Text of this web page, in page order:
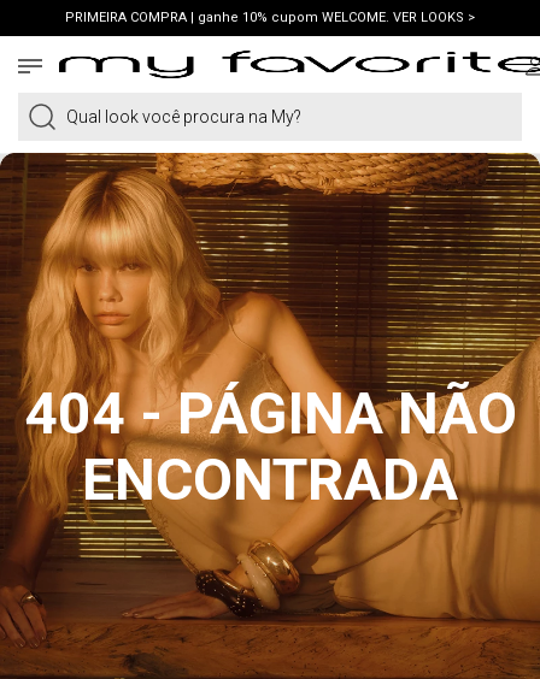
PRIMEIRA COMPRA | ganhe 10% cupom WELCOME. VER LOOKS >
FRETE GRÁTIS | em compras a partir de R$419. AMEI >
Qual look você procura na My?
404 - PÁGINA NÃO
ENCONTRADA